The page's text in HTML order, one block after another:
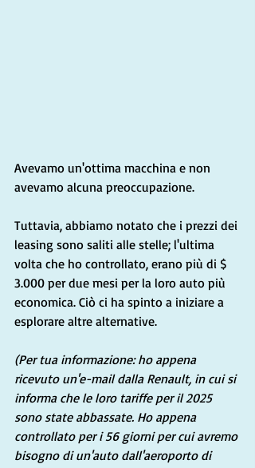
Avevamo un'ottima macchina e non
avevamo alcuna preoccupazione.
Tuttavia, abbiamo notato che i prezzi dei
leasing sono saliti alle stelle; l'ultima
volta che ho controllato, erano più di $
3.000 per due mesi per la loro auto più
economica. Ciò ci ha spinto a iniziare a
esplorare altre alternative.
(Per tua informazione: ho appena
ricevuto un'e-mail dalla Renault, in cui si
informa che le loro tariffe per il 2025
sono state abbassate. Ho appena
controllato per i 56 giorni per cui avremo
bisogno di un'auto dall'aeroporto di